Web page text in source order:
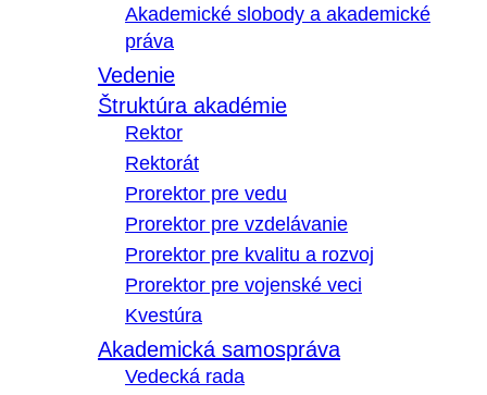
Akademické slobody a akademické
práva
Vedenie
Štruktúra akadémie
Rektor
Rektorát
Prorektor pre vedu
Prorektor pre vzdelávanie
Prorektor pre kvalitu a rozvoj
Prorektor pre vojenské veci
Kvestúra
Akademická samospráva
Vedecká rada